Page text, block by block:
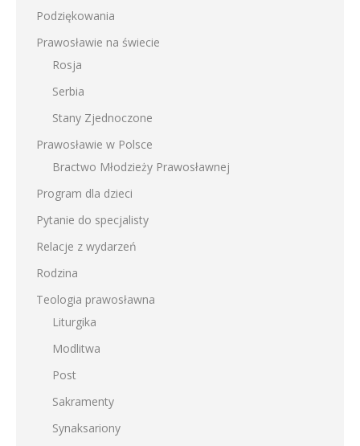
Podziękowania
Prawosławie na świecie
Rosja
Serbia
Stany Zjednoczone
Prawosławie w Polsce
Bractwo Młodzieży Prawosławnej
Program dla dzieci
Pytanie do specjalisty
Relacje z wydarzeń
Rodzina
Teologia prawosławna
Liturgika
Modlitwa
Post
Sakramenty
Synaksariony